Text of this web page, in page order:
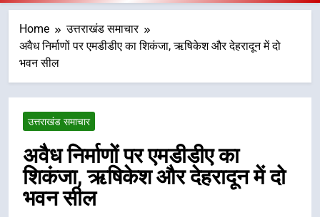
Home
उत्तराखंड समाचार
अवैध निर्माणों पर एमडीडीए का शिकंजा, ऋषिकेश और देहरादून में दो
भवन सील
उत्तराखंड समाचार
अवैध निर्माणों पर एमडीडीए का
शिकंजा, ऋषिकेश और देहरादून में दो
भवन सील